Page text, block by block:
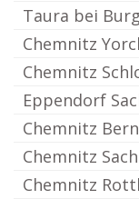
Taura bei
Chemnitz
Chemnitz
Eppendorf
Chemnitz
Chemnitz
Chemnitz